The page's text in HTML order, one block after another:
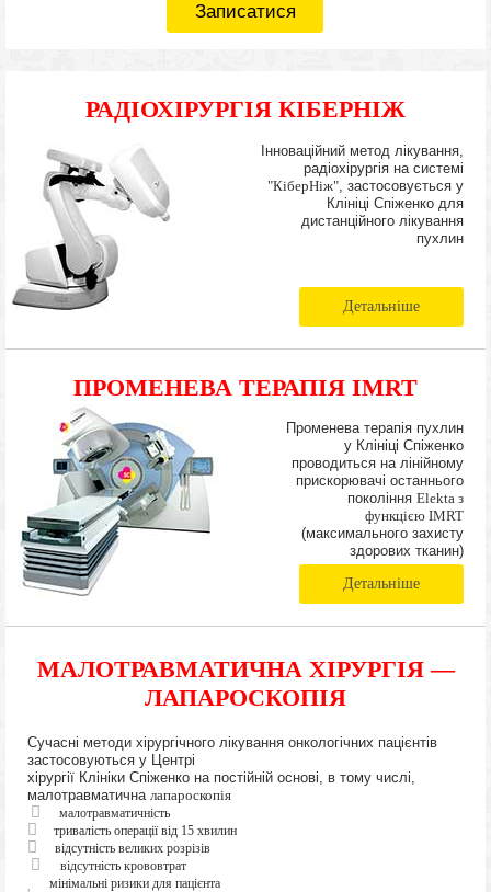
Записатися
РАДІОХІРУРГІЯ КІБЕРНІЖ
Інноваційний метод лікування,
радіохірургія на системі
"КіберНіж" , застосовується у
Клініці Спіженко для
дистанційного лікування
пухлин
Детальніше
ПРОМЕНЕВА ТЕРАПІЯ IMRT
Променева терапія пухлин
у Клініці Спіженко
проводиться на лінійному
прискорювачі останнього
покоління Elekta з
функцією IMRT
(максимального захисту
здорових тканин)
Детальніше
МАЛОТРАВМАТИЧНА ХІРУРГІЯ —
ЛАПАРОСКОПІЯ
Сучасні методи хірургічного лікування онкологічних пацієнтів
застосовуються у Центрі
хірургії Клініки Спіженко на постійній основі, в тому числі,
малотравматична лапароскопія
малотравматичність
тривалість операції від 15 хвилин
відсутність великих розрізів
відсутність крововтрат
мінімальні ризики для пацієнта